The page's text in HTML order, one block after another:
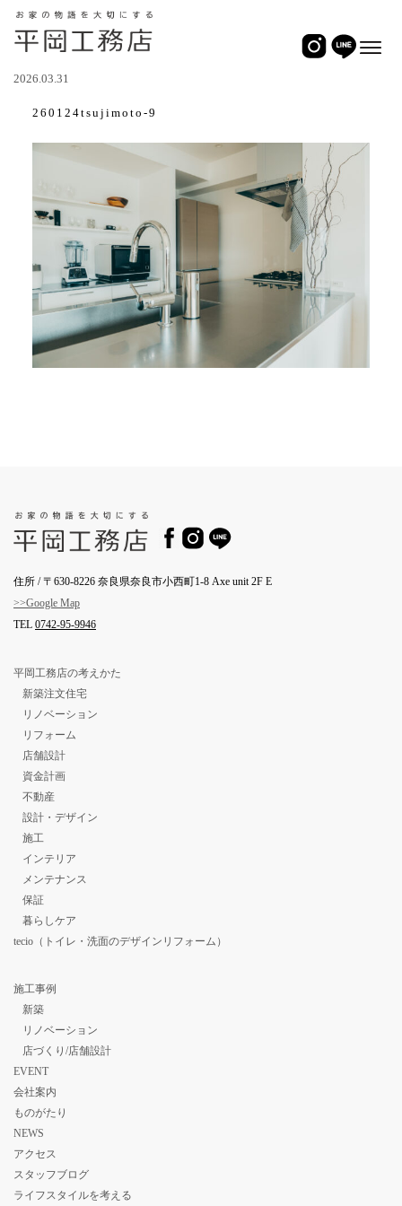
2026.03.31
260124tsujimoto-9
住所 / 〒630-8226 奈良県奈良市小西町1-8 Axe unit 2F E
>>Google Map
TEL 0742-95-9946
平岡工務店の考えかた
新築注文住宅
リノベーション
リフォーム
店舗設計
資金計画
不動産
設計・デザイン
施工
インテリア
メンテナンス
保証
暮らしケア
tecio（トイレ・洗面のデザインリフォーム）
施工事例
新築
リノベーション
店づくり/店舗設計
EVENT
会社案内
ものがたり
NEWS
アクセス
スタッフブログ
ライフスタイルを考える